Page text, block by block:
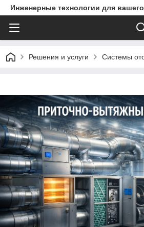
Инженерные технологии для
Решения и услуги Системы